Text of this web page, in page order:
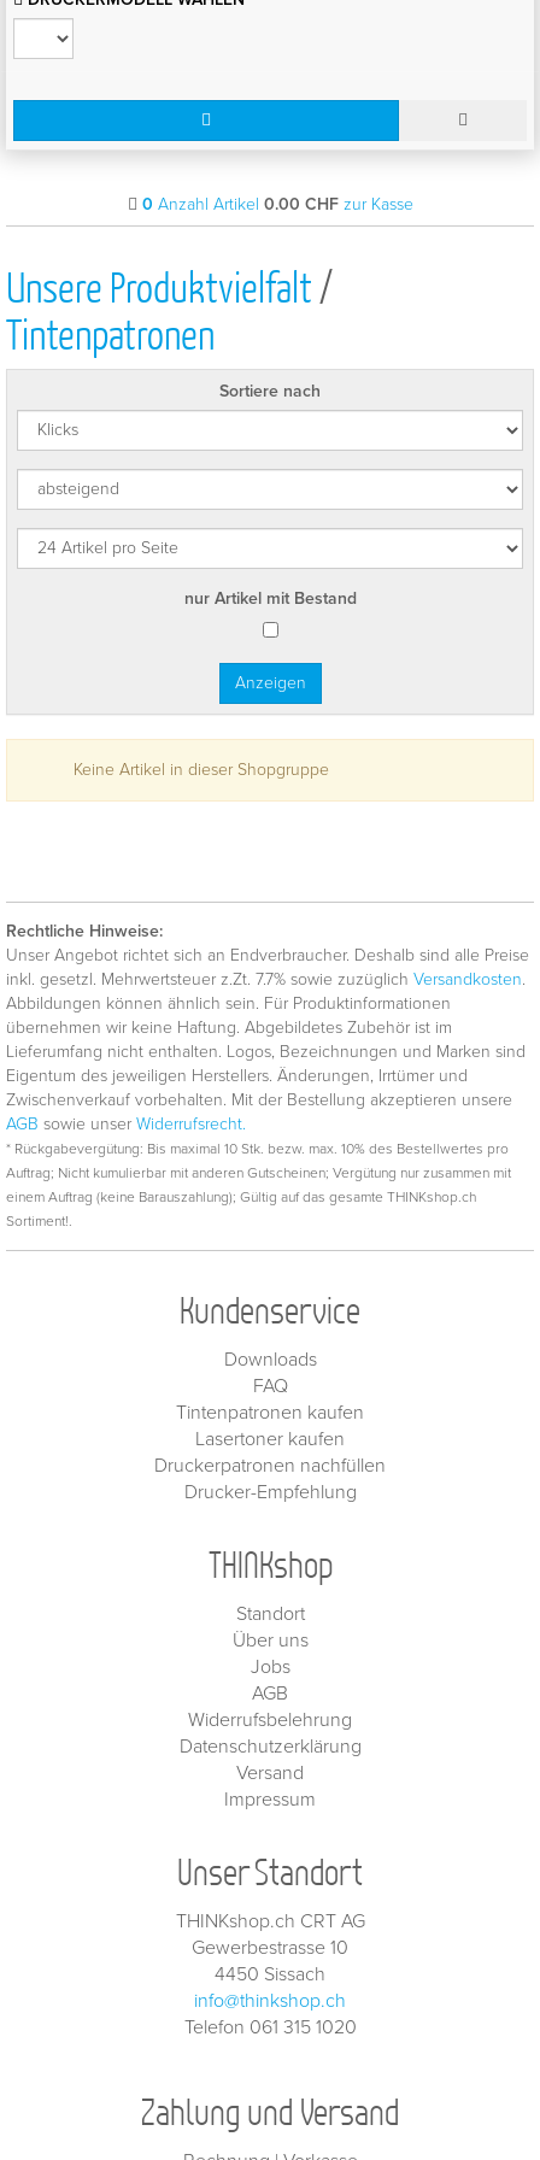
0 Anzahl Artikel 0.00 CHF zur Kasse
Unsere Produktvielfalt/
Tintenpatronen
Sortiere nach
nur Artikel mit Bestand
Keine Artikel in dieser Shopgruppe
Rechtliche Hinweise:
Unser Angebot richtet sich an Endverbraucher. Deshalb sind alle Preise
inkl. gesetzl. Mehrwertsteuer z.Zt. 7.7% sowie zuzüglich Versandkosten.
Abbildungen können ähnlich sein. Für Produktinformationen
übernehmen wir keine Haftung. Abgebildetes Zubehör ist im
Lieferumfang nicht enthalten. Logos, Bezeichnungen und Marken sind
Eigentum des jeweiligen Herstellers. Änderungen, Irrtümer und
Zwischenverkauf vorbehalten. Mit der Bestellung akzeptieren unsere
AGB sowie unser Widerrufsrecht.
* Rückgabevergütung: Bis maximal 10 Stk. bezw. max. 10% des Bestellwertes pro
Auftrag; Nicht kumulierbar mit anderen Gutscheinen; Vergütung nur zusammen mit
einem Auftrag (keine Barauszahlung); Gültig auf das gesamte THINKshop.ch
Sortiment!.
Kundenservice
Downloads
FAQ
Tintenpatronen kaufen
Lasertoner kaufen
Druckerpatronen nachfüllen
Drucker-Empfehlung
THINKshop
Standort
Über uns
Jobs
AGB
Widerrufsbelehrung
Datenschutzerklärung
Versand
Impressum
Unser Standort
THINKshop.ch CRT AG
Gewerbestrasse 10
4450 Sissach
info@thinkshop.ch
Telefon 061 315 1020
Zahlung und Versand